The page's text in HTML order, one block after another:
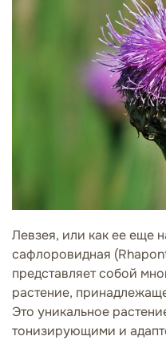
Левзея, или как ее еще
сафлоровидная
представляет собой
растение,
Это уникальное
тонизирующими и